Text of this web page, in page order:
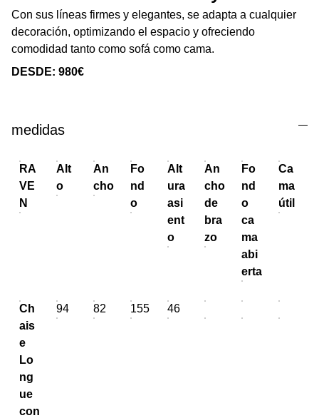
Con sus líneas firmes y elegantes, se adapta a cualquier
decoración, optimizando el espacio y ofreciendo
comodidad tanto como sofá como cama.
DESDE: 980€
medidas
RA
VE
N
Alt
o
An
cho
Fo
nd
o
Alt
ura
asi
ent
o
An
cho
de
bra
zo
Fo
nd
o
ca
ma
abi
erta
Ca
ma
útil
Ch
ais
e
Lo
ng
ue
con
94 82 155 46